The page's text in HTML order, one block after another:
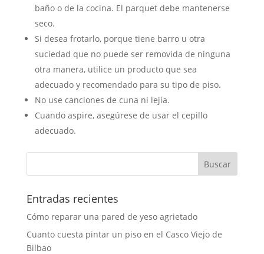
baño o de la cocina. El parquet debe mantenerse
seco.
Si desea frotarlo, porque tiene barro u otra
suciedad que no puede ser removida de ninguna
otra manera, utilice un producto que sea
adecuado y recomendado para su tipo de piso.
No use canciones de cuna ni lejía.
Cuando aspire, asegúrese de usar el cepillo
adecuado.
Entradas recientes
Cómo reparar una pared de yeso agrietado
Cuanto cuesta pintar un piso en el Casco Viejo de
Bilbao